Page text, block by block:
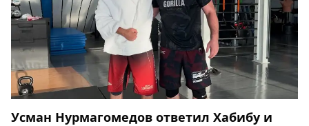
Усман Нурмагомедов ответил Хабибу и